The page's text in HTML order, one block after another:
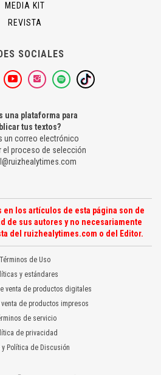
MEDIA KIT
REVISTA
SOCIALES
una plataforma para
tus textos?
un correo electrónico
el proceso de selección
en los artículos de esta página son de
de sus autores y no necesariamente
del ruizhealytimes.com o del Editor.
Términos de Uso
y estándares
venta de productos digitales
de productos impresos
de servicio
de privacidad
y Política de Discusión